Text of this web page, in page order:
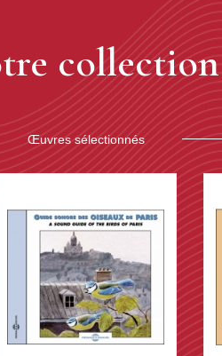
collection
Œuvres sélectionnés